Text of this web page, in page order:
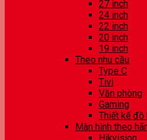
27 inch
24 inch
22 inch
20 inch
19 inch
Theo nhu cầu
Type C
Tivi
Văn phòng
Gaming
Thiết kế đồ
Màn hình theo